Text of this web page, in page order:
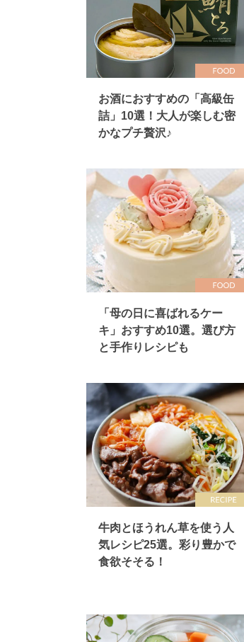
お酒におすすめの「高級缶
詰」10選！大人が楽しむ密
かなプチ贅沢♪
「母の日に喜ばれるケー
キ」おすすめ10選。選び方
と手作りレシピも
牛肉とほうれん草を使う人
気レシピ25選。彩り豊かで
食欲そそる！